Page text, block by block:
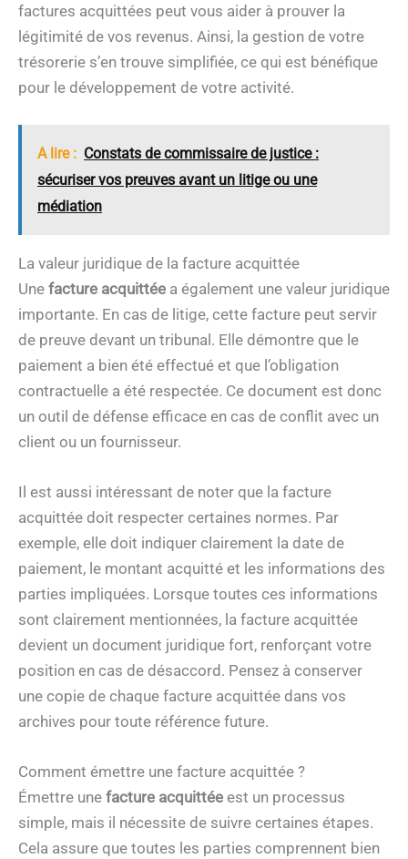
factures acquittées peut vous aider à prouver la
légitimité de vos revenus. Ainsi, la gestion de votre
trésorerie s’en trouve simplifiée, ce qui est bénéfique
pour le développement de votre activité.
A lire : Constats de commissaire de justice :
sécuriser vos preuves avant un litige ou une
médiation
La valeur juridique de la facture acquittée
Une facture acquittée a également une valeur juridique
importante. En cas de litige, cette facture peut servir
de preuve devant un tribunal. Elle démontre que le
paiement a bien été effectué et que l’obligation
contractuelle a été respectée. Ce document est donc
un outil de défense efficace en cas de conflit avec un
client ou un fournisseur.
Il est aussi intéressant de noter que la facture
acquittée doit respecter certaines normes. Par
exemple, elle doit indiquer clairement la date de
paiement, le montant acquitté et les informations des
parties impliquées. Lorsque toutes ces informations
sont clairement mentionnées, la facture acquittée
devient un document juridique fort, renforçant votre
position en cas de désaccord. Pensez à conserver
une copie de chaque facture acquittée dans vos
archives pour toute référence future.
Comment émettre une facture acquittée ?
Émettre une facture acquittée est un processus
simple, mais il nécessite de suivre certaines étapes.
Cela assure que toutes les parties comprennent bien